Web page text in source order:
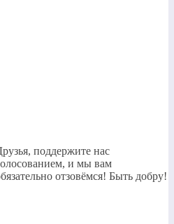
поддержите нас
и мы вам
отзовёмся! Быть добру!